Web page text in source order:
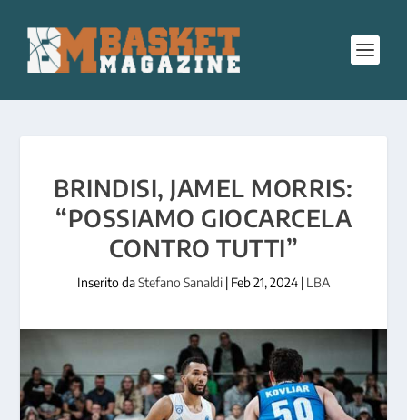
BRINDISI, JAMEL MORRIS:
“POSSIAMO GIOCARCELA
CONTRO TUTTI”
Inserito daStefano Sanaldi | Feb 21, 2024 | LBA